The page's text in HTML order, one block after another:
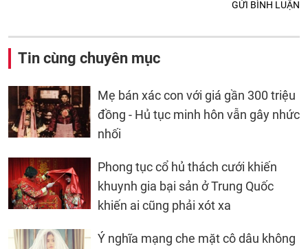
GỬI BÌNH LUẬN
Tin cùng chuyên mục
Mẹ bán xác con với giá gần 300 triệu
đồng - Hủ tục minh hôn vẫn gây nhức
nhối
Phong tục cổ hủ thách cưới khiến
khuynh gia bại sản ở Trung Quốc
khiến ai cũng phải xót xa
Ý nghĩa mạng che mặt cô dâu không